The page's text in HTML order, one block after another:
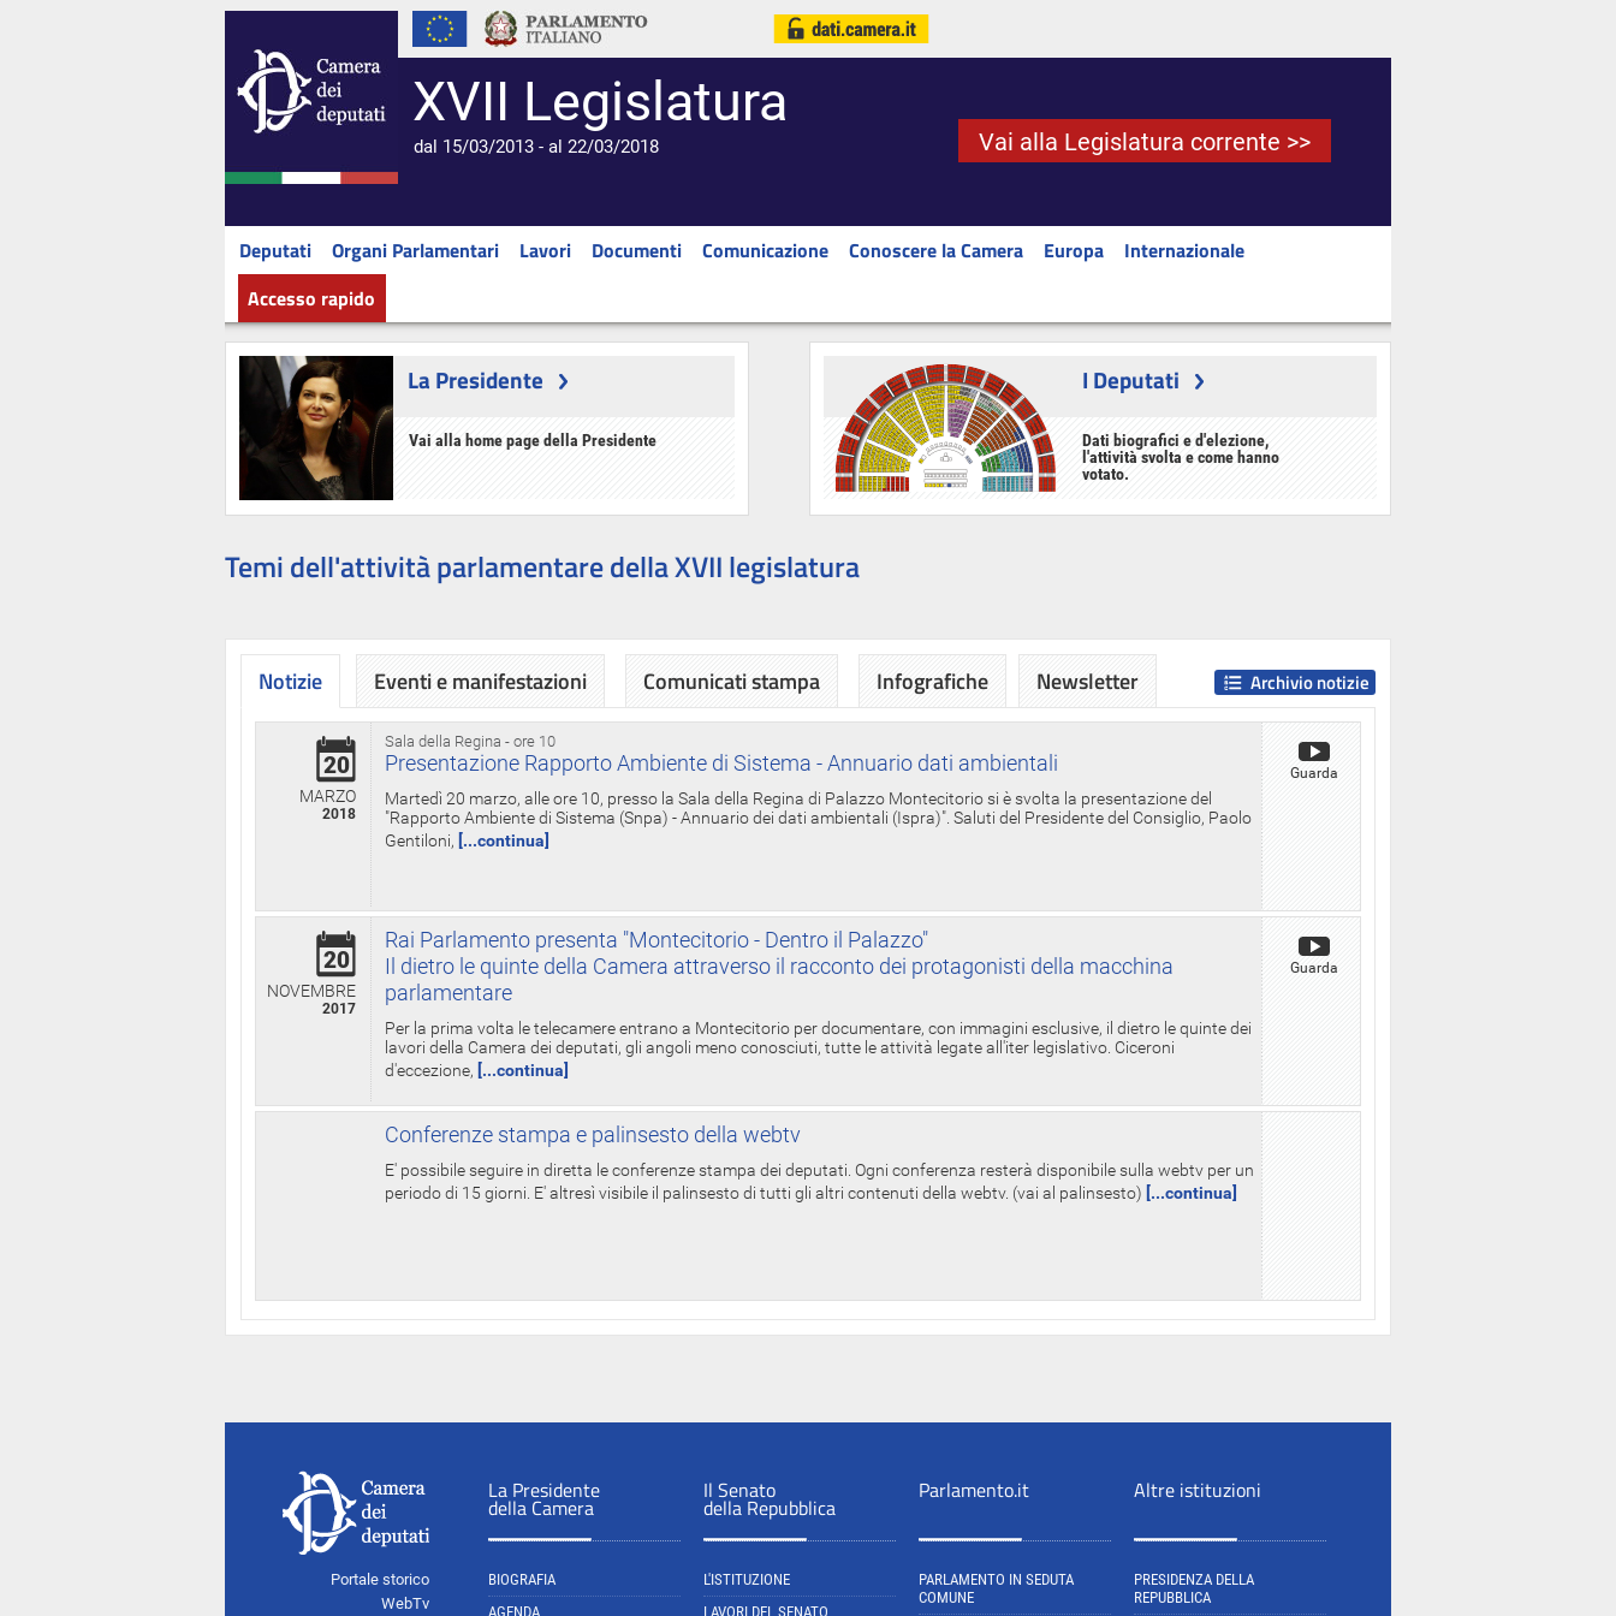
XVII Legislatura
dal 15/03/2013 - al 22/03/2018 Vai alla Legislatura corrente >>
Deputati Organi Parlamentari Lavori Documenti Comunicazione Conoscere la Camera Europa
Internazionale
Accesso rapido
La Presidente
Vai alla home page della Presidente
I Deputati
Dati biografici e d'elezione,
l'attività svolta e come hanno
votato.
Temi dell'attività parlamentare della XVII legislatura
Notizie
Sala della Regina - ore 10
20
MARZO
2018
Presentazione Rapporto Ambiente di Sistema - Annuario dati ambientali
Martedì 20 marzo, alle ore 10, presso la Sala della Regina di Palazzo Montecitorio si è svolta la presentazione del
"Rapporto Ambiente di Sistema (Snpa) - Annuario dei dati ambientali (Ispra)". Saluti del Presidente del Consiglio, Paolo
Gentiloni, [...continua]
Guarda
20
NOVEMBRE
2017
Rai Parlamento presenta "Montecitorio - Dentro il Palazzo"
Il dietro le quinte della Camera attraverso il racconto dei protagonisti della macchina
parlamentare
Per la prima volta le telecamere entrano a Montecitorio per documentare, con immagini esclusive, il dietro le quinte dei
lavori della Camera dei deputati, gli angoli meno conosciuti, tutte le attività legate all'iter legislativo. Ciceroni
d'eccezione, [...continua]
Guarda
Conferenze stampa e palinsesto della webtv
E' possibile seguire in diretta le conferenze stampa dei deputati. Ogni conferenza resterà disponibile sulla webtv per un
periodo di 15 giorni. E' altresì visibile il palinsesto di tutti gli altri contenuti della webtv. (vai al palinsesto) [...continua]
Archivio notizie
Eventi e manifestazioni Comunicati stampa Infografiche Newsletter
Portale storico
WebTv
La Presidente
della Camera
BIOGRAFIA
AGENDA
Il Senato
della Repubblica
L'ISTITUZIONE
LAVORI DEL SENATO
Parlamento.it
PARLAMENTO IN SEDUTA
COMUNE
Altre istituzioni
PRESIDENZA DELLA
REPUBBLICA